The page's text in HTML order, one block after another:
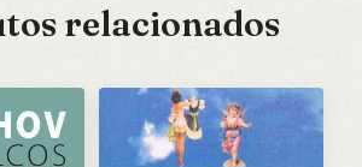
relacionados